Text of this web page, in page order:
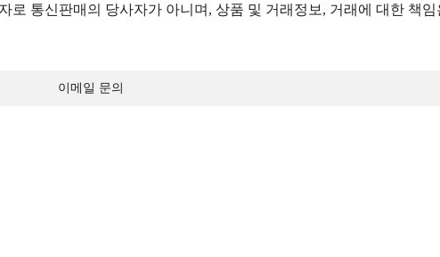
통신판매의 당사자가 아니며, 상품 및 거래정보, 거래에 대한 책
이메일 문의